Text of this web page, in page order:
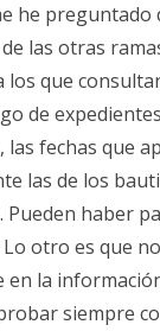
he preguntado
las otras
los que
de
las fechas que
las de los
Pueden haber
otro es que
en la
siempre